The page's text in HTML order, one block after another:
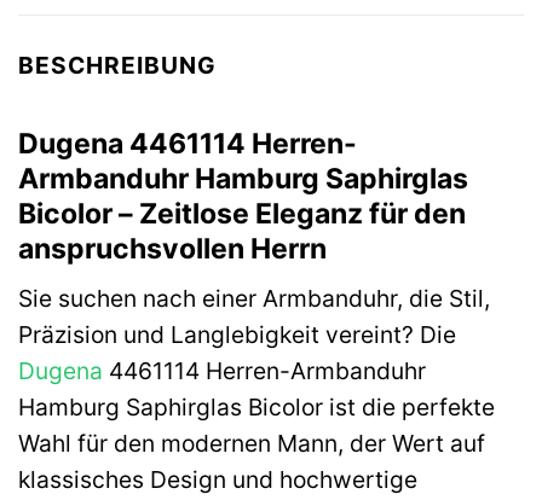
BESCHREIBUNG
Dugena 4461114 Herren-
Armbanduhr Hamburg Saphirglas
Bicolor – Zeitlose Eleganz für den
anspruchsvollen Herrn
Sie suchen nach einer Armbanduhr, die Stil,
Präzision und Langlebigkeit vereint? Die
Dugena 4461114 Herren-Armbanduhr
Hamburg Saphirglas Bicolor ist die perfekte
Wahl für den modernen Mann, der Wert auf
klassisches Design und hochwertige